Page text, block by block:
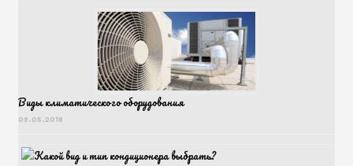
Виды климатического оборудования
09.05.2018